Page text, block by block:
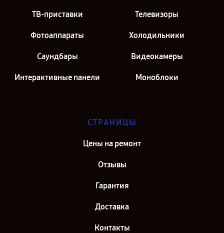
ТВ-приставки Телевизоры
Фотоаппараты Холодильники
Саундбары Видеокамеры
Интерактивные панели Моноблоки
СТРАНИЦЫ
Цены на ремонт
Отзывы
Гарантия
Доставка
Контакты